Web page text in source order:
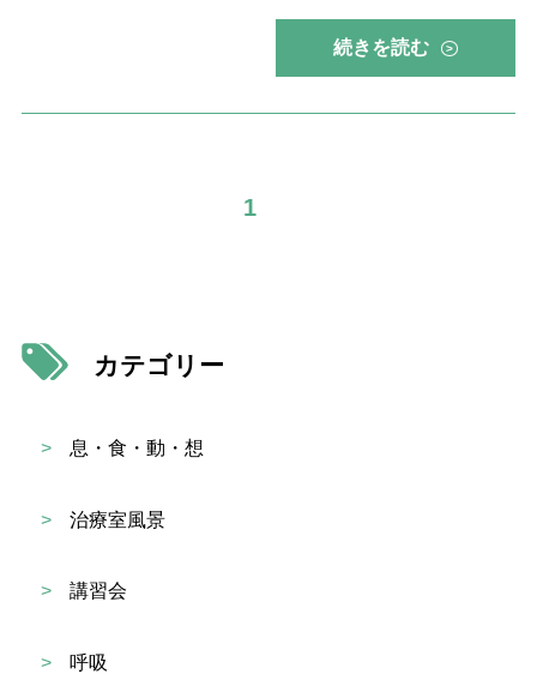
続きを読む >
1
カテゴリー
> 息・食・動・想
> 治療室風景
> 講習会
> 呼吸